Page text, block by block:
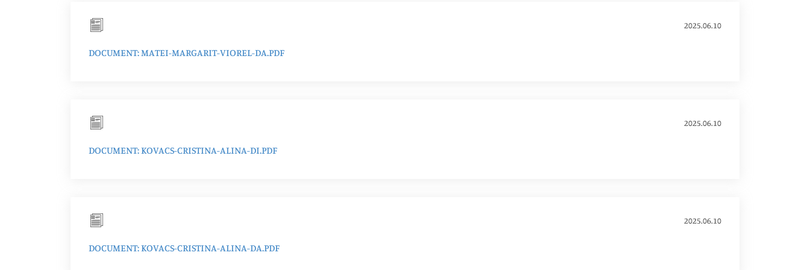
2025.06.10
DOCUMENT: MATEI-MARGARIT-VIOREL-DA.PDF
2025.06.10
DOCUMENT: KOVACS-CRISTINA-ALINA-DI.PDF
2025.06.10
DOCUMENT: KOVACS-CRISTINA-ALINA-DA.PDF